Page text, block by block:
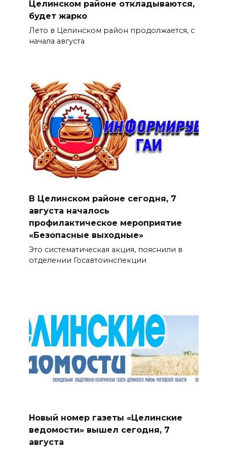
Целинском районе откладываются,
будет жарко
Лето в Целинском район продолжается, с
начала августа
В Целинском районе сегодня, 7
августа началось
профилактическое мероприятие
«Безопасные выходные»
Это систематическая акция, пояснили в
отделении Госавтоинспекции
Новый номер газеты «Целинские
ведомости» вышел сегодня, 7
августа